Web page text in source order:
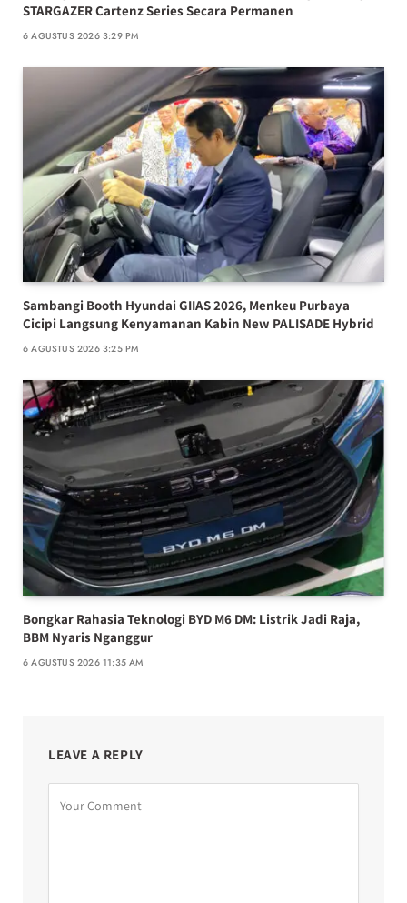
STARGAZER Cartenz Series Secara Permanen
6 AGUSTUS 2026 3:29 PM
Sambangi Booth Hyundai GIIAS 2026, Menkeu Purbaya
Cicipi Langsung Kenyamanan Kabin New PALISADE Hybrid
6 AGUSTUS 2026 3:25 PM
Bongkar Rahasia Teknologi BYD M6 DM: Listrik Jadi Raja,
BBM Nyaris Nganggur
6 AGUSTUS 2026 11:35 AM
LEAVE A REPLY